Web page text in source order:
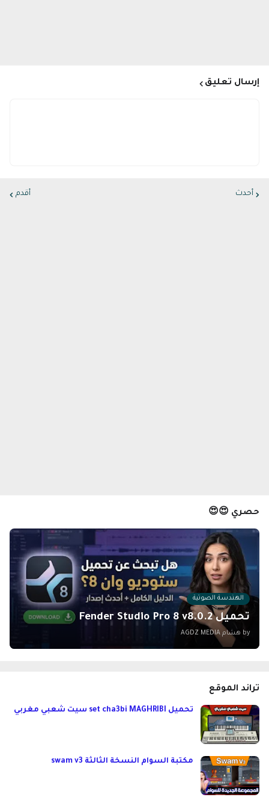
إرسال تعليق
أحدث أقدم
حصري 😍😍
الهندسة الصوتية
تحميل Fender Studio Pro 8 v8.0.2
by هشام AGDZ MEDIA
تراند الموقع
تحميل set cha3bi MAGHRIBI سيت شعبي مغربي
مكتبة السوام النسخة الثالثة swam v3